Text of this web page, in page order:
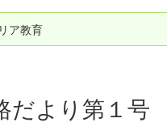
ア教育
だより第１号